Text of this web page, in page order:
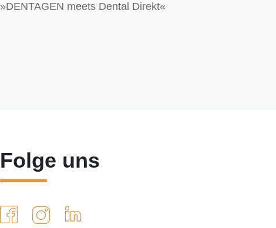
»DENTAGEN meets Dental Direkt«
Folge uns